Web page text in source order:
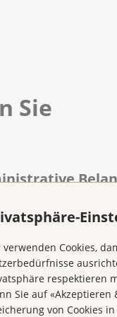
verwenden Cookies,
respektieren
Sie auf «Akzeptieren
von Cookies
Sie
Antragsformulare
im
benötigen Sie
Sind Sie unsicher im
gerne.
die erkrankte
Kraft und Raum
über die